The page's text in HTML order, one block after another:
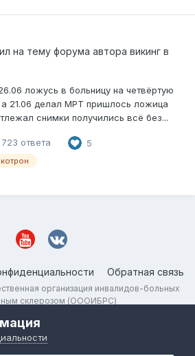
на тему форума автора викинг в
ложусь в больницу на четвёртую
а 21.06 делал МРТ пришлось ложица
снимки получились всё без...
723 ответа 5
Обратная связь
организация инвалидов-больных
склерозом (ОООИБРС)